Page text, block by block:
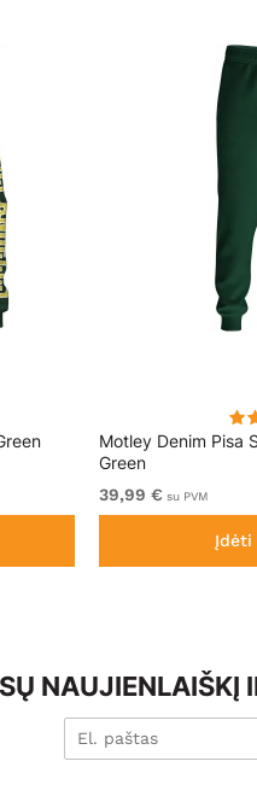
Motley Denim Pisa
Green
39,99 € su PVM
Įdėti